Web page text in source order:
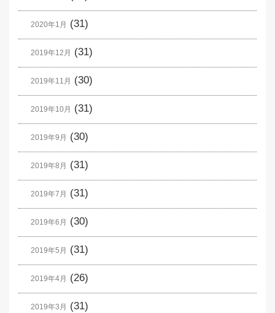
2020年1月 (31)
2019年12月 (31)
2019年11月 (30)
2019年10月 (31)
2019年9月 (30)
2019年8月 (31)
2019年7月 (31)
2019年6月 (30)
2019年5月 (31)
2019年4月 (26)
2019年3月 (31)